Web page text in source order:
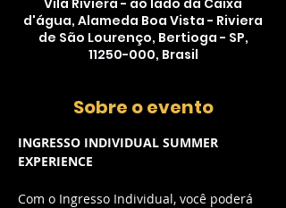
Vila Riviera - ao lado da Caixa
d'água, Alameda Boa Vista - Riviera
de São Lourenço, Bertioga - SP,
11250-000, Brasil
Sobre o evento
INGRESSO INDIVIDUAL SUMMER
EXPERIENCE
Com o Ingresso Individual, você poderá